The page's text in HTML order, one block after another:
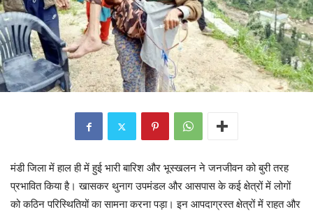
मंडी जिला में हाल ही में हुई भारी बारिश और भूस्खलन ने जनजीवन को बुरी तरह
प्रभावित किया है। खासकर थुनाग उपमंडल और आसपास के कई क्षेत्रों में लोगों
को कठिन परिस्थितियों का सामना करना पड़ा। इन आपदाग्रस्त क्षेत्रों में राहत और